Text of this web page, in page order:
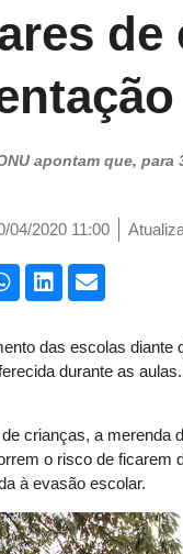
de
apontam que,
04/2020 11:00
das escolas diante
durante as
crianças, a merenda
o risco de ficarem
à evasão escolar.